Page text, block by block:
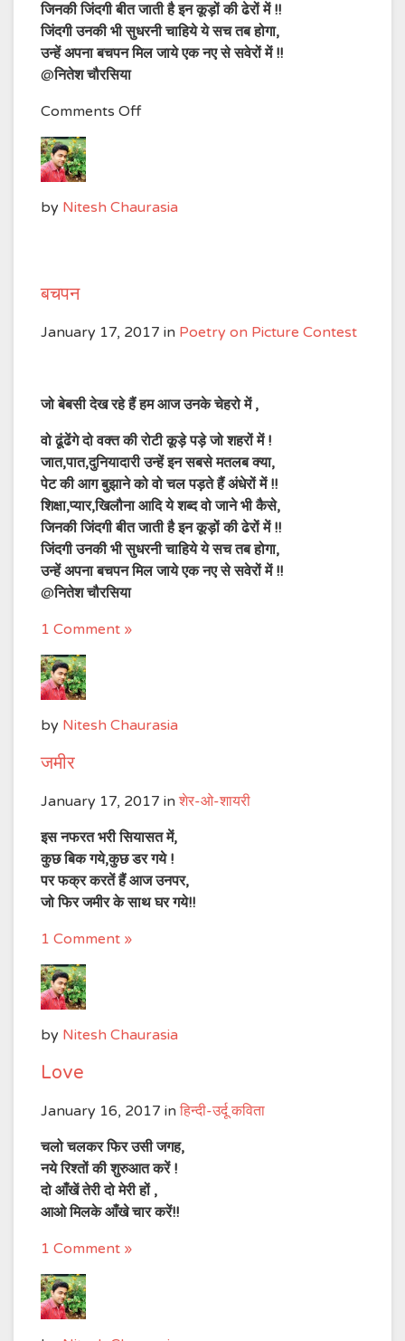
जिनकी जिंदगी बीत जाती है इन कूड़ों की ढेरों में !!
जिंदगी उनकी भी सुधरनी चाहिये ये सच तब होगा,
उन्हें अपना बचपन मिल जाये एक नए से सवेरों में !!
@नितेश चौरसिया
Comments Offon
by Nitesh Chaurasia
बचपन
January 17, 2017 in Poetry on Picture Contest
जो बेबसी देख रहे हैं हम आज उनके चेहरो में ,
वो ढूंढेंगे दो वक्त की रोटी कूड़े पड़े जो शहरों में !
जात,पात,दुनियादारी उन्हें इन सबसे मतलब क्या,
पेट की आग बुझाने को वो चल पड़ते हैं अंधेरों में !!
शिक्षा,प्यार,खिलौना आदि ये शब्द वो जाने भी कैसे,
जिनकी जिंदगी बीत जाती है इन कूड़ों की ढेरों में !!
जिंदगी उनकी भी सुधरनी चाहिये ये सच तब होगा,
उन्हें अपना बचपन मिल जाये एक नए से सवेरों में !!
@नितेश चौरसिया
1 Comment »
by Nitesh Chaurasia
जमीर
January 17, 2017 in शेर-ओ-शायरी
इस नफरत भरी सियासत में,
कुछ बिक गये,कुछ डर गये !
पर फक्र करतें हैं आज उनपर,
जो फिर जमीर के साथ घर गये!!
1 Comment »
by Nitesh Chaurasia
Love
January 16, 2017 in हिन्दी-उर्दू कविता
चलो चलकर फिर उसी जगह,
नये रिश्तों की शुरुआत करें !
दो आँखें तेरी दो मेरी हों ,
आओ मिलके आँखे चार करें!!
1 Comment »